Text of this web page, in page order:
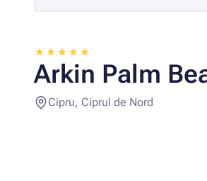
Arkin Palm
Cipru, Ciprul de Nord